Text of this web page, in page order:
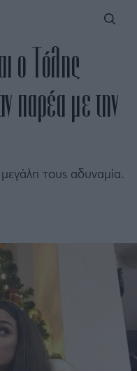
ο Τόλης
παρέα με την
τους αδυναμία.